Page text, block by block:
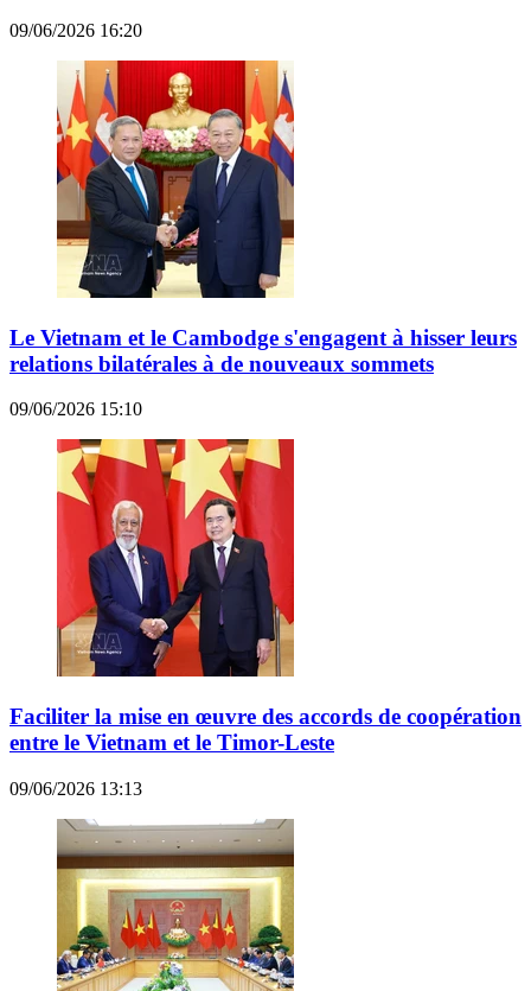
09/06/2026 16:20
Le Vietnam et le Cambodge s'engagent à hisser leurs
relations bilatérales à de nouveaux sommets
09/06/2026 15:10
Faciliter la mise en œuvre des accords de coopération
entre le Vietnam et le Timor-Leste
09/06/2026 13:13